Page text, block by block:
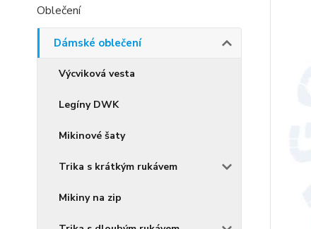
Oblečení
Dámské oblečení
Výcviková vesta
Legíny DWK
Mikinové šaty
Trika s krátkým rukávem
Mikiny na zip